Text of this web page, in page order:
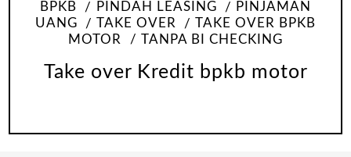
BPKB
PINDAH LEASING
PINJAMAN
UANG
TAKE OVER
TAKE OVER BPKB
MOTOR
TANPA BI CHECKING
Take over Kredit bpkb motor